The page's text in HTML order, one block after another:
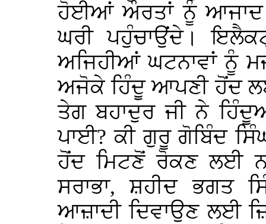
ਹੋਈਆਂ ਔਰਤਾਂ ਨੂੰ ਆਜਾਦ
ਘਰੀ ਪਹੁੰਚਾਉਂਦੇ।
ਅਜਿਹੀਆਂ ਘਟਨਾਵਾਂ ਨੂੰ
ਅਜੋਕੇ ਹਿੰਦੂ ਆਪਣੀ ਹੋਂਦ
ਤੇਗ ਬਹਾਦੁਰ ਜੀ ਨੇ
ਪਾਈ? ਕੀ ਗੁਰੂ ਗੋਬਿੰਦ
ਹੋਂਦ ਮਿਟਣੋਂ ਰੋਕਣ ਲਈ
ਸਰਾਭਾ, ਸ਼ਹੀਦ ਭਗਤ
ਆਜ਼ਾਦੀ ਦਿਵਾਉਣ ਲਈ